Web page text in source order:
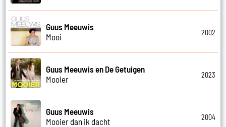
Guus Meeuwis
Mooi
2002
Guus Meeuwis en De Getuigen
Mooier
2023
Guus Meeuwis
Mooier dan ik dacht
2004